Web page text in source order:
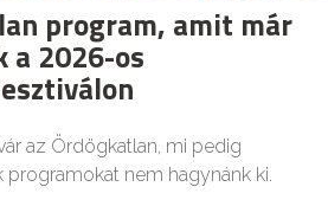
program, amit már
a 2026-os
az Ördögkatlan, mi pedig
nem hagynánk ki.